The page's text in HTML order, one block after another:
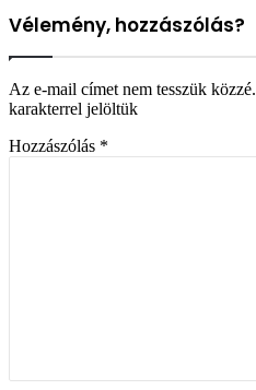
Vélemény, hozzászólás?
Az e-mail címet nem tesszük közzé.
karakterrel jelöltük
Hozzászólás *